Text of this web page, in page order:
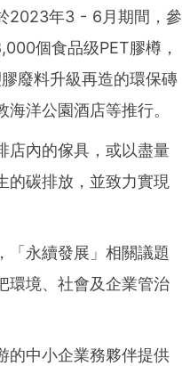
2023年3 - 6月期間，參
個食品级PET膠樽，
廢料升級再造的環保磚
洋公園酒店等推行。
店內的傢具，或以盡量
的碳排放，並致力實現
「永續發展」相關議題
環境、社會及企業管治
的中小企業務夥伴提供